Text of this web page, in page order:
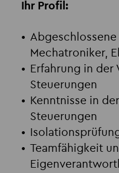
Ihr Profil:
Mechatroniker,
Erfahrung in der
Steuerungen
Kenntnisse in
Steuerungen
Teamfähigkeit